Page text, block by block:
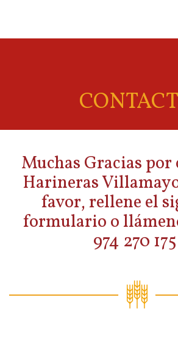
Muchas Gracias
Harineras
favor, rellene el
formulario o
974 270 175